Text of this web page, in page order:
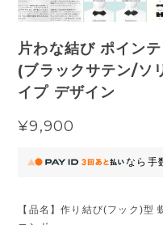
片わな結び ポイン
(ブラックサテン/ソ
イプ デザイン
¥9,900
なら 手
【品名】作り結び(フック)型